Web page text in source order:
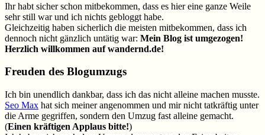
Ihr habt sicher schon mitbekommen, dass es hier eine ganze Weile
sehr still war und ich nichts gebloggt habe.
Gleichzeitig haben sicherlich die meisten mitbekommen, dass ich
dennoch nicht gänzlich untätig war: Mein Blog ist umgezogen!
Herzlich willkommen auf wandernd.de!
Freuden des Blogumzugs
Ich bin unendlich dankbar, dass ich das nicht alleine machen musste.
Seo Max hat sich meiner angenommen und mir nicht tatkräftig unter
die Arme gegriffen, sondern den Umzug fast alleine gemacht.
(Einen kräftigen Applaus bitte!)